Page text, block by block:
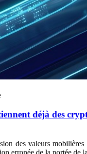
déjà des
des valeurs